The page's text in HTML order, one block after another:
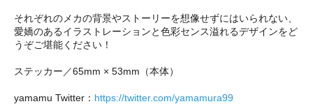
それぞれのメカの背景やストーリーを想像せずにはいられない、
愛嬌のあるイラストレーションと色彩センス溢れるデザインをど
うぞご堪能ください！
ステッカー／65mm × 53mm（本体）
yamamu Twitter： https://twitter.com/yamamura99